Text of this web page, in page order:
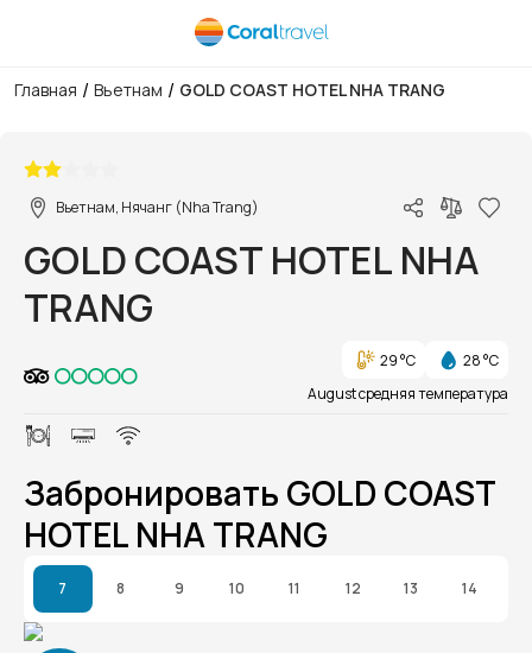
Главная / Вьетнам / GOLD COAST HOTEL NHA TRANG
Вьетнам, Нячанг (Nha Trang)
GOLD COAST HOTEL NHA
TRANG
29 °C
28 °C
August средняя температура
Забронировать GOLD COAST
HOTEL NHA TRANG
7 8 9 10 11 12 13 14